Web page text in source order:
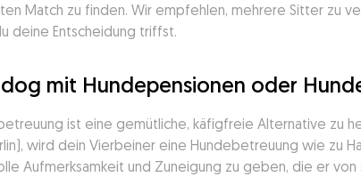
Match zu finden. Wir empfehlen, mehrere Sitter zu
deine Entscheidung triffst.
mit Hundepensionen oder
ist eine gemütliche, käfigfreie Alternative zu
wird dein Vierbeiner eine Hundebetreuung wie zu
Aufmerksamkeit und Zuneigung zu geben, die er